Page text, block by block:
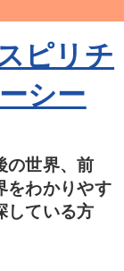
ピリチ
シー
の世界、前
をわかりやす
している方